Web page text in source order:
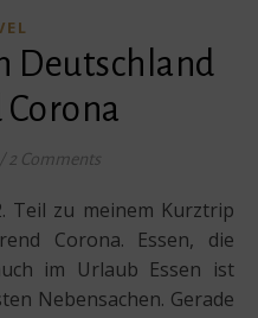
Deutschland
/ 2 Comments
Corona. Essen, die
im Urlaub Essen ist
Nebensachen. Gerade